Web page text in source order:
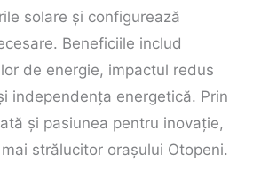
solare și configurează
Beneficiile includ
de energie, impactul redus
independența energetică. Prin
și pasiunea pentru inovație,
strălucitor orașului Otopeni.